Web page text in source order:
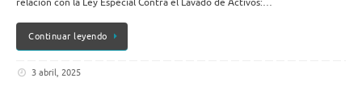
relacion con la Ley Especial Contra el Lavado de Activos:…
Continuar leyendo
3 abril, 2025